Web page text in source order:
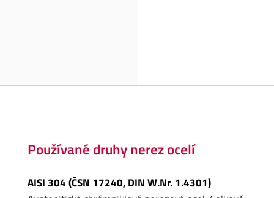
Používané druhy nerez ocelí
AISI 304 (ČSN 17240, DIN W.Nr. 1.4301)